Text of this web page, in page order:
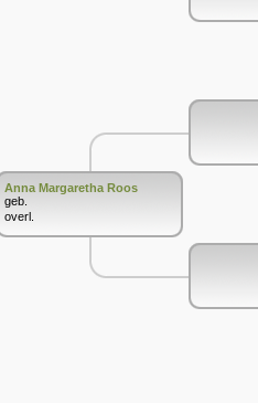
Anna Margaretha Roos
geb.
overl.